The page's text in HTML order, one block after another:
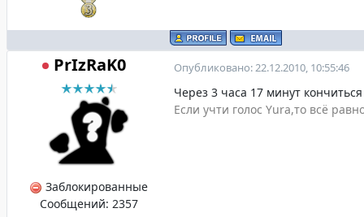
PrIzRaK0
Заблокированные
Сообщений: 2357
Опубликовано: 22.12.2010, 10:55:46
Через 3 часа 17 минут
Если учти голос Yura,то всё